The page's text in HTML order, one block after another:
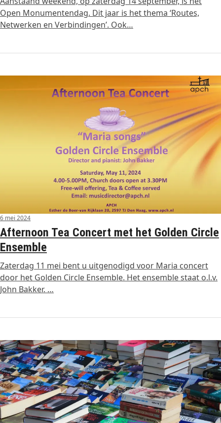
Open Monumentendag. Dit jaar is het thema ‘Routes,
Netwerken en Verbindingen’. Ook…
6 mei 2024
Afternoon Tea Concert met het Golden Circle
Ensemble
Zaterdag 11 mei bent u uitgenodigd voor Maria concert
door het Golden Circle Ensemble. Het ensemble staat o.l.v.
John Bakker. …